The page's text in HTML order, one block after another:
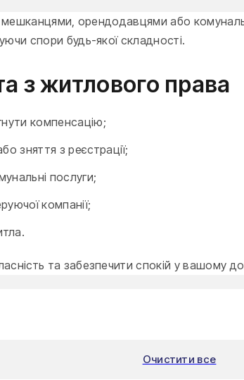
мешканцями, орендодавцями або
спори будь-якої складності.
з житлового права
компенсацію;
зняття з реєстрації;
послуги;
компанії;
та забезпечити спокій у вашому
Очистити все